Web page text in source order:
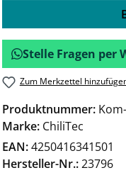
Stelle Fragen per
Zum Merkzettel
Produktnummer:
Marke: ChiliTec
EAN:4250416341501
Hersteller-Nr.:23796